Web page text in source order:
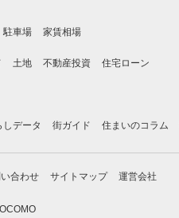
駐車場 家賃相場
土地 不動産投資 住宅ローン
しデータ 街ガイド 住まいのコラム
合わせ サイトマップ 運営会社